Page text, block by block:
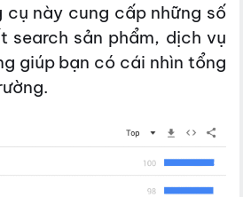
cụ này cung cấp những số
search sản phẩm, dịch vụ
giúp bạn có cái nhìn tổng